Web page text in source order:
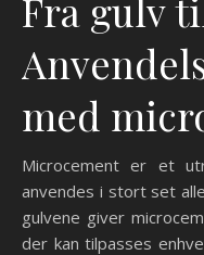
Fra gulv
med
Microcement er et
anvendes i stort set
gulvene giver
der kan tilpasses